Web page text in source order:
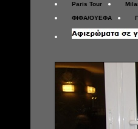
Paris Tour
ΦΙΦΑ/ΟΥΕΦΑ